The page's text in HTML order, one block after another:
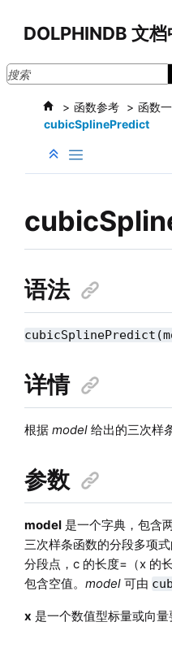
DOLPHINDB 文档
函数参考 函数
cubicSplinePredict
语法
详情
根据 model给出的三次样
参数
model是一个字典，包含
三次样条函数的分段多项
分段点，c 的长度=（x 的
包含空值。 model可由
x 是一个数值型标量或向量